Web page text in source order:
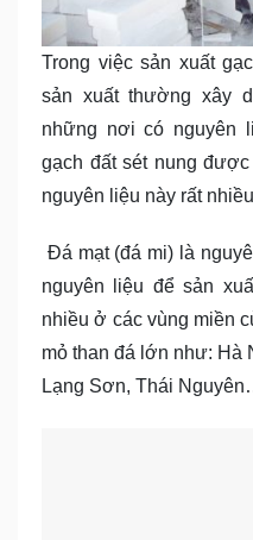
Trong việc sản xuất
sản xuất thường xây
những nơi có nguyên
gạch đất sét nung
nguyên liệu này rất
Đá mạt (đá mi) là
nguyên liệu để sản
nhiều ở các vùng miền
mỏ than đá lớn như: Hà
Lạng Sơn, Thái